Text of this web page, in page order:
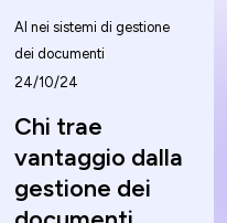
AI nei sistemi di gestione
dei documenti
24/10/24
Chi trae
vantaggio dalla
gestione dei